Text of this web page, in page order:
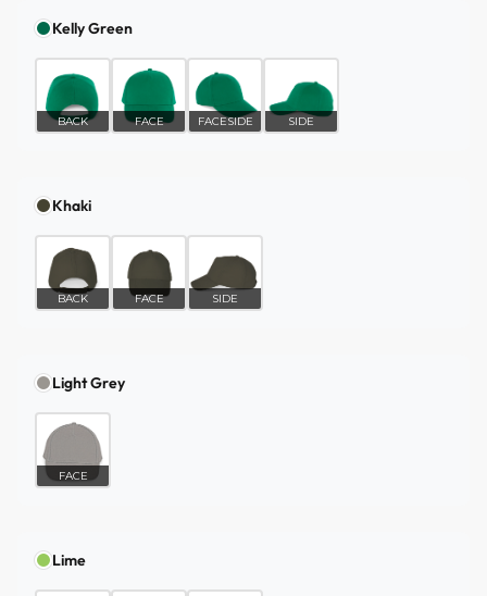
Kelly Green
BACK FACE FACESIDE SIDE
Khaki
BACK FACE SIDE
Light Grey
FACE
Lime